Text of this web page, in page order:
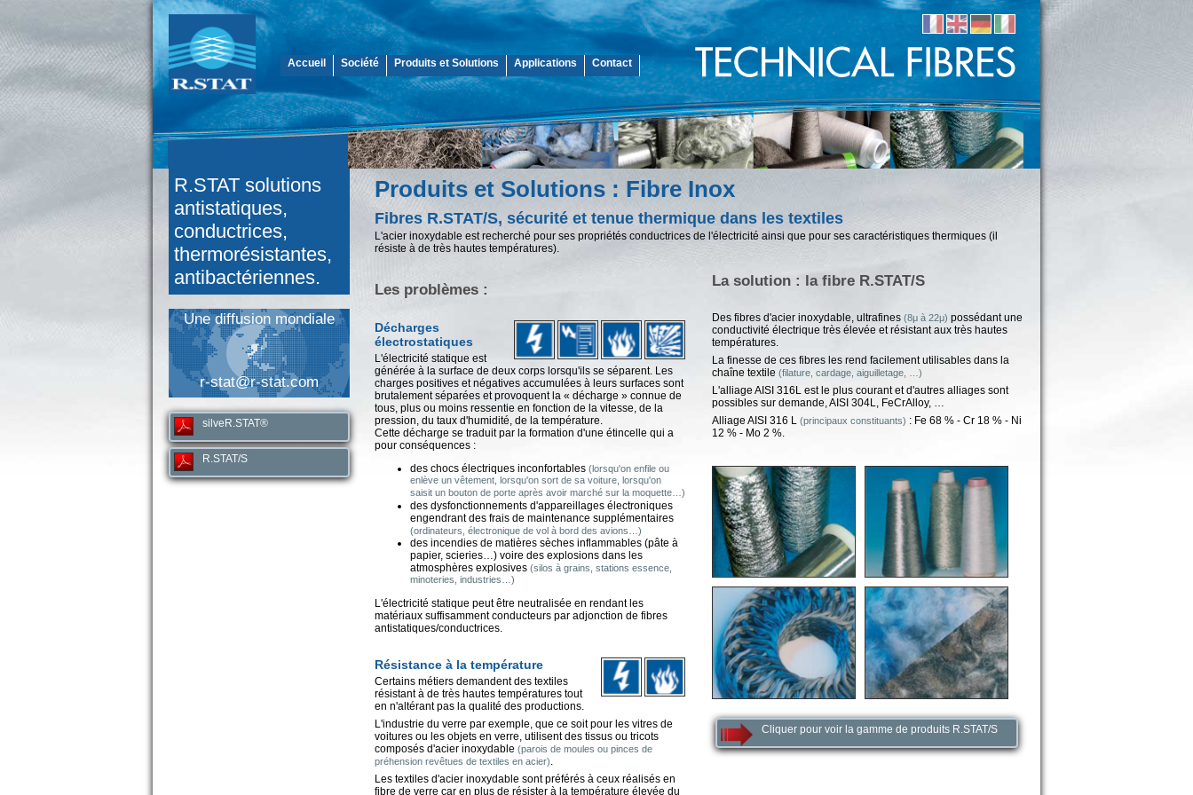
Accueil Société Produits et Solutions Applications Contact
R.STAT solutions
antistatiques,
conductrices,
thermorésistantes,
antibactériennes.
Une diffusion mondiale
r-stat@r-stat.com
silveR.STAT®
R.STAT/S
Produits et Solutions : Fibre Inox
Fibres R.STAT/S, sécurité et tenue thermique dans les textiles
L'acier inoxydable est recherché pour ses propriétés conductrices de l'électricité ainsi que pour ses caractéristiques thermiques (il
résiste à de très hautes températures).
Les problèmes :
Décharges
électrostatiques
L'électricité statique est
générée à la surface de deux corps lorsqu'ils se séparent. Les
charges positives et négatives accumulées à leurs surfaces sont
brutalement séparées et provoquent la « décharge » connue de
tous, plus ou moins ressentie en fonction de la vitesse, de la
pression, du taux d'humidité, de la température.
Cette décharge se traduit par la formation d'une étincelle qui a
pour conséquences :
des chocs électriques inconfortables (lorsqu'on enfile ou
enlève un vêtement, lorsqu'on sort de sa voiture, lorsqu'on
saisit un bouton de porte après avoir marché sur la moquette…)
des dysfonctionnements d'appareillages électroniques
engendrant des frais de maintenance supplémentaires
(ordinateurs, électronique de vol à bord des avions…)
des incendies de matières sèches inflammables (pâte à
papier, scieries…) voire des explosions dans les
atmosphères explosives (silos à grains, stations essence,
minoteries, industries…)
L'électricité statique peut être neutralisée en rendant les
matériaux suffisamment conducteurs par adjonction de fibres
antistatiques/conductrices.
Résistance à la température
Certains métiers demandent des textiles
résistant à de très hautes températures tout
en n'altérant pas la qualité des productions.
L'industrie du verre par exemple, que ce soit pour les vitres de
voitures ou les objets en verre, utilisent des tissus ou tricots
composés d'acier inoxydable (parois de moules ou pinces de
préhension revêtues de textiles en acier).
Les textiles d'acier inoxydable sont préférés à ceux réalisés en
fibre de verre car en plus de résister à la température élevée du
La solution : la fibre R.STAT/S
Des fibres d'acier inoxydable, ultrafines (8μ à 22μ) possédant une
conductivité électrique très élevée et résistant aux très hautes
températures.
La finesse de ces fibres les rend facilement utilisables dans la
chaîne textile (filature, cardage, aiguilletage, …)
L'alliage AISI 316L est le plus courant et d'autres alliages sont
possibles sur demande, AISI 304L, FeCrAlloy, …
Alliage AISI 316 L (principaux constituants) : Fe 68 % - Cr 18 % - Ni
12 % - Mo 2 %.
Cliquer pour voir la gamme de produits R.STAT/S